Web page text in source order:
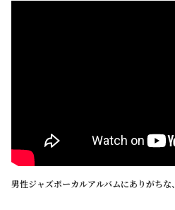
男性ジャズボーカルアルバムにありがちな、